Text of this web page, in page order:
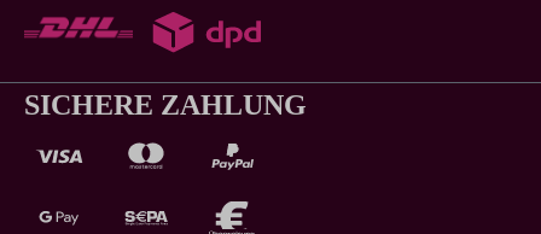
SICHERE ZAHLUNG